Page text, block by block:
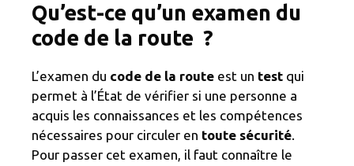
Qu’est-ce qu’un examen du
code de la route ?
L’examen du code de la route est un test qui
permet à l’État de vérifier si une personne a
acquis les connaissances et les compétences
nécessaires pour circuler en toute sécurité.
Pour passer cet examen, il faut connaître le